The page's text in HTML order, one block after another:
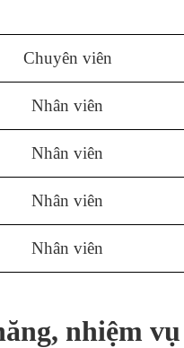
Chuyên viên
Nhân viên
Nhân viên
Nhân viên
Nhân viên
nhiệm vụ